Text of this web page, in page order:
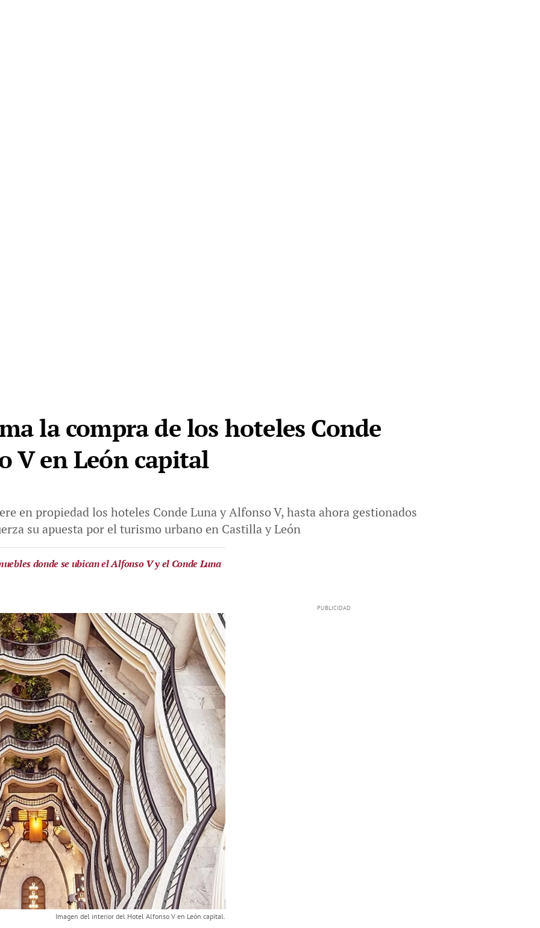
la compra de los hoteles Conde
V en León capital
en propiedad los hoteles Conde Luna y Alfonso V, hasta ahora gestionados
su apuesta por el turismo urbano en Castilla y León
donde se ubican el Alfonso V y el Conde Luna
Imagen del interior del Hotel Alfonso V en León capital.